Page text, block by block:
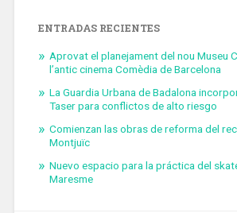
ENTRADAS RECIENTES
Aprovat el planejament del nou Museu
l’antic cinema Comèdia de Barcelona
La Guardia Urbana de Badalona
Taser para conflictos de alto riesgo
Comienzan las obras de reforma del
Montjuïc
Nuevo espacio para la práctica del
Maresme